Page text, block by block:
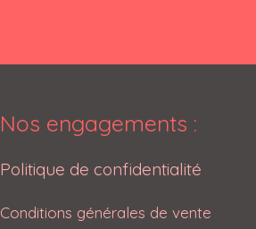
Nos engagements :
Politique de confidentialité
Conditions générales de vente